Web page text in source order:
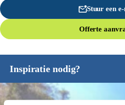
Stuur een
Offerte
Inspiratie nodig?